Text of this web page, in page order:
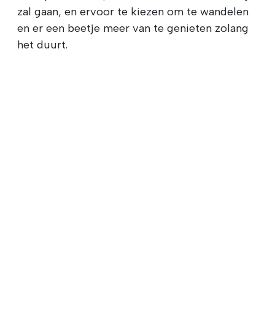
zal gaan, en ervoor te kiezen om te wandelen
en er een beetje meer van te genieten zolang
het duurt.